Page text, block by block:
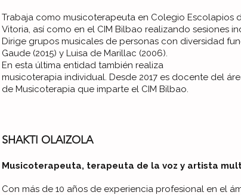
Trabaja como musicoterapeuta en Colegio Escolapios
Vitoria, así como en el CIM Bilbao realizando sesiones
Dirige grupos musicales de personas con diversidad
Gaude (2015) y Luisa de Marillac (2006).
En esta última entidad también realiza
musicoterapia individual. Desde 2017 es docente del
de Musicoterapia que imparte el CIM Bilbao.
SHAKTI OLAIZOLA
Musicoterapeuta, terapeuta de la voz y artista
Con más de 10 años de experiencia profesional en el